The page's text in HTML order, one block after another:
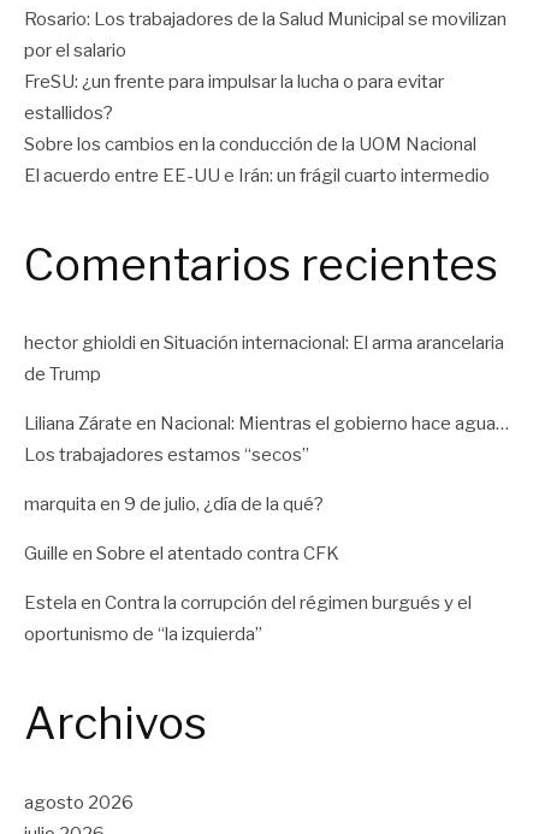
Rosario: Los trabajadores de la Salud Municipal se movilizan
por el salario
FreSU: ¿un frente para impulsar la lucha o para evitar
estallidos?
Sobre los cambios en la conducción de la UOM Nacional
El acuerdo entre EE-UU e Irán: un frágil cuarto intermedio
Comentarios recientes
hector ghioldi en Situación internacional: El arma arancelaria
de Trump
Liliana Zárate en Nacional: Mientras el gobierno hace agua…
Los trabajadores estamos “secos”
marquita en 9 de julio, ¿día de la qué?
Guille en Sobre el atentado contra CFK
Estela en Contra la corrupción del régimen burgués y el
oportunismo de “la izquierda”
Archivos
agosto 2026